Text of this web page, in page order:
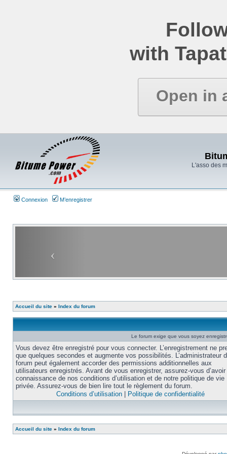
with
Open in
L'asso des
Connexion M’enregistrer
Accueil du site » Index du forum
Le forum exige que vous soyez
Vous devez être enregistré pour vous connecter. L’enregistrement ne
que quelques secondes et augmente vos possibilités. L’administrateur
forum peut également accorder des permissions additionnelles aux
utilisateurs enregistrés. Avant de vous enregistrer, assurez-vous
connaissance de nos conditions d’utilisation et de notre politique de vie
privée. Assurez-vous de bien lire tout le règlement du forum.
Conditions d’utilisation
Politique de confidentialité
Accueil du site » Index du forum